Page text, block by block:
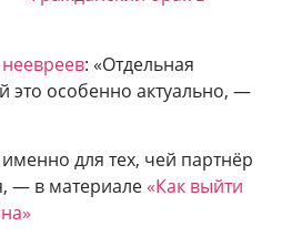
: «Отдельная
это особенно актуально, —
для тех, чей партнёр
— в материале «Как выйти